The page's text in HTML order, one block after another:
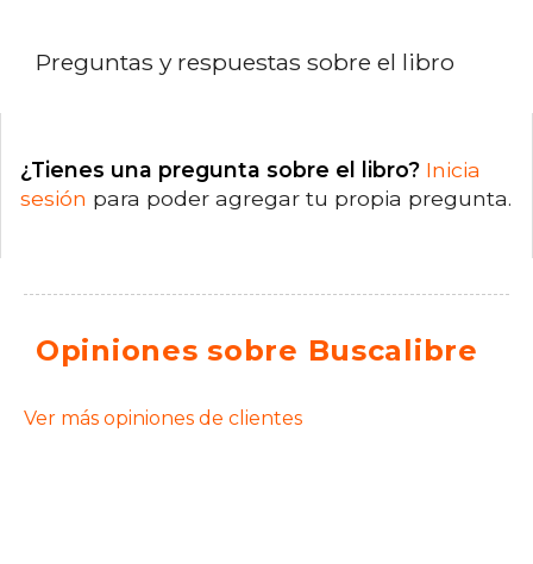
Preguntas y respuestas sobre el libro
¿Tienes una pregunta sobre el libro? Inicia
sesión para poder agregar tu propia pregunta.
Opiniones sobre Buscalibre
Ver más opiniones de clientes